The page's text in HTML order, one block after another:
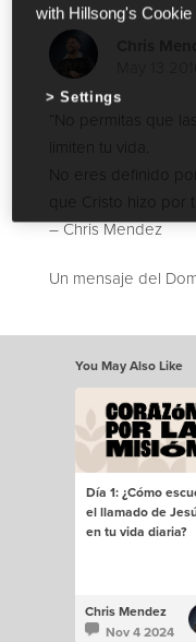
“No permitas que
limiten tu vida.
No eres definido
que Cristo hizo por
– Chris Mendez
Un mensaje del
You May Also Like
Día 1: ¿Cómo
el llamado de
en tu vida diaria?
Chris Mendez
Nov 4 2024
with Hillsong's Cookie
Settings